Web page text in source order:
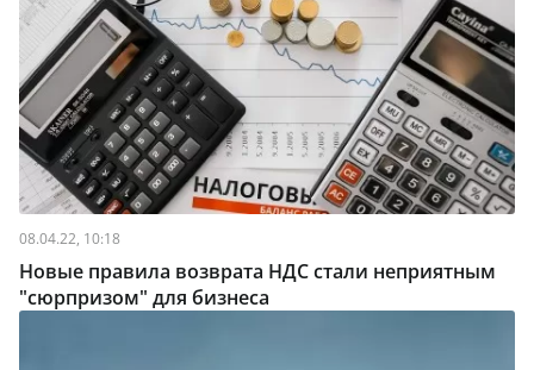
08.04.22, 10:18
Новые правила возврата НДС стали неприятным
"сюрпризом" для бизнеса